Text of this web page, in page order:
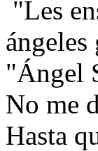
"Les
ángeles
"Ángel
No me
Hasta